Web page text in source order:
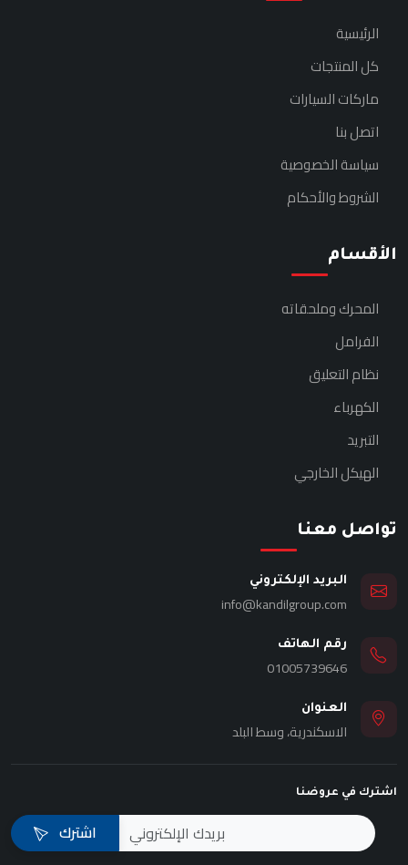
الرئيسية
كل المنتجات
ماركات السيارات
اتصل بنا
سياسة الخصوصية
الشروط والأحكام
الأقسام
المحرك وملحقاته
الفرامل
نظام التعليق
الكهرباء
التبريد
الهيكل الخارجي
تواصل معنا
البريد الإلكتروني
info@kandilgroup.com
رقم الهاتف
01005739646
العنوان
الاسكندرية، وسط البلد
اشترك في عروضنا
اشترك